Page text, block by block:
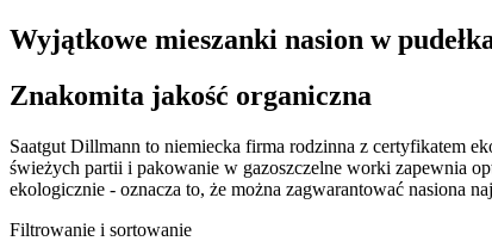
Wyjątkowe mieszanki nasion w
Znakomita jakość organiczna
Saatgut Dillmann to niemiecka firma rodzinna z certyfikatem
świeżych partii i pakowanie w gazoszczelne worki zapewnia
ekologicznie - oznacza to, że można zagwarantować nasiona
Filtrowanie i sortowanie